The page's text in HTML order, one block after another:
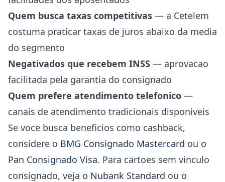
Quem busca taxas competitivas — a Cetelem
costuma praticar taxas de juros abaixo da media
do segmento
Negativados que recebem INSS — aprovacao
facilitada pela garantia do consignado
Quem prefere atendimento telefonico —
canais de atendimento tradicionais disponiveis
Se voce busca beneficios como cashback,
considere o BMG Consignado Mastercard ou o
Pan Consignado Visa. Para cartoes sem vinculo
consignado, veja o Nubank Standard ou o